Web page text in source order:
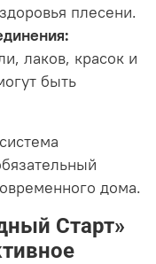
плесени.
лаков, красок и
быть
дома.
Старт»